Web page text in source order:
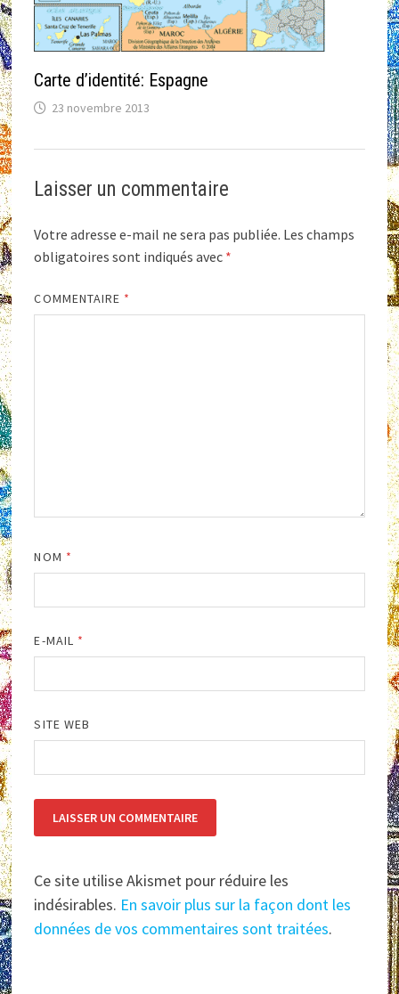
Carte d’identité: Espagne
23 novembre 2013
Laisser un commentaire
Votre adresse e-mail ne sera pas publiée. Les champs
obligatoires sont indiqués avec *
COMMENTAIRE *
NOM *
E-MAIL *
SITE WEB
Ce site utilise Akismet pour réduire les
indésirables. En savoir plus sur la façon dont les
données de vos commentaires sont traitées.